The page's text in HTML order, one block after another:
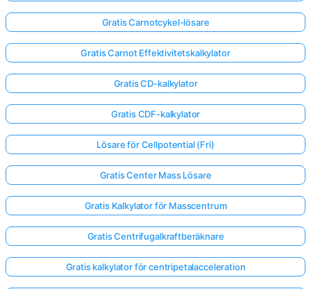
Gratis Carnotcykel-lösare
Gratis Carnot Effektivitetskalkylator
Gratis CD-kalkylator
Gratis CDF-kalkylator
Lösare för Cellpotential (Fri)
Gratis Center Mass Lösare
Gratis Kalkylator för Masscentrum
Gratis Centrifugalkraftberäknare
Gratis kalkylator för centripetalacceleration